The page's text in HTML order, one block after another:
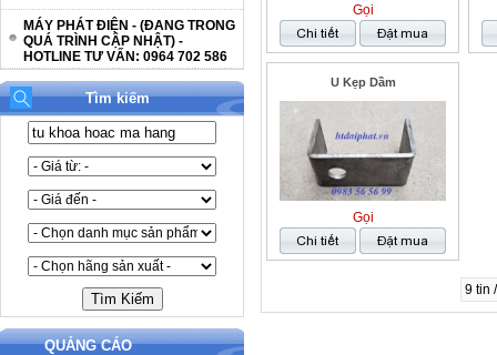
MÁY PHÁT ĐIỆN - (ĐANG TRONG
QUÁ TRÌNH CẬP NHẬT) -
HOTLINE TƯ VẤN: 0964 702 586
Tìm kiếm
QUẢNG CÁO
Gọi
U Kẹp Dầm
Gọi
9 tin